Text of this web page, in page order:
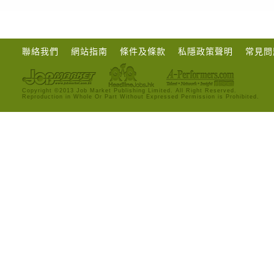
聯絡我們 網站指南 條件及條款 私隱政策聲明 常見
Copyright ©2013 Job Market Publishing Limited. All Right Reserved.
Reproduction in Whole Or Part Without Expressed Permission is Prohibited.